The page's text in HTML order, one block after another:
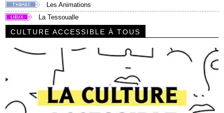
Les Animations
La Tessoualle
CULTURE ACCESSIBLE À TOUS